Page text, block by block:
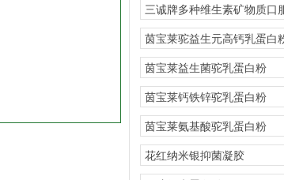
三诚牌多种维生素矿物质口
（甜橙味）
茵宝莱驼益生元高钙乳蛋白
茵宝莱益生菌驼乳蛋白粉
茵宝莱钙铁锌驼乳蛋白粉
茵宝莱氨基酸驼乳蛋白粉
花红纳米银抑菌凝胶